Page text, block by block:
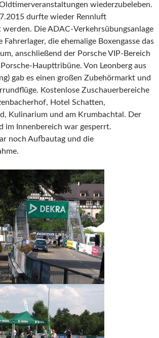
wiederzubeleben.
durfte wieder Rennluft
werden. Die ADAC-Verkehrsübungsanlage
Fahrerlager, die ehemalige Boxengasse das
anschließend der Porsche VIP-Bereich
Haupttribüne. Von Leonberg aus
gab es einen großen Zubehörmarkt und
Kostenlose Zuschauerbereiche
Hotel Schatten,
Kulinarium und am Krumbachtal. Der
im Innenbereich war gesperrt.
noch Aufbautag und die